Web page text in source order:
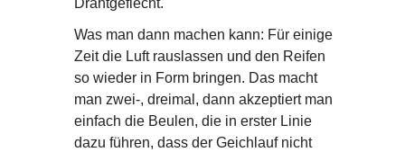
Drahtgeflecht.
Was man dann machen kann: Für einige
Zeit die Luft rauslassen und den Reifen
so wieder in Form bringen. Das macht
man zwei-, dreimal, dann akzeptiert man
einfach die Beulen, die in erster Linie
dazu führen, dass der Geichlauf nicht